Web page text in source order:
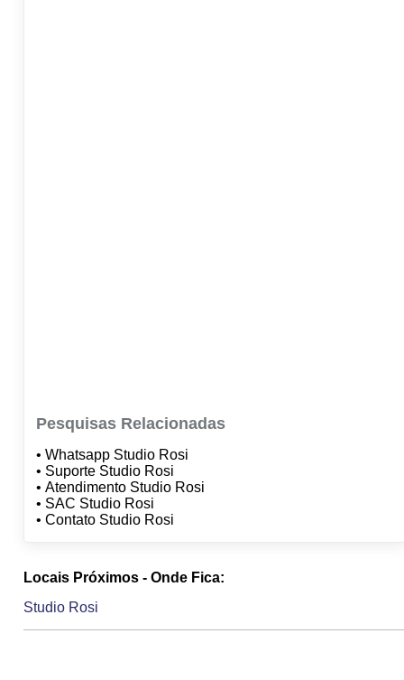
Pesquisas Relacionadas
• Whatsapp Studio Rosi
• Suporte Studio Rosi
• Atendimento Studio Rosi
• SAC Studio Rosi
• Contato Studio Rosi
Locais Próximos - Onde Fica:
Studio Rosi